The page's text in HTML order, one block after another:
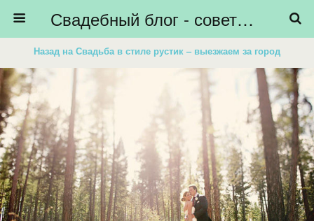
Свадебный блог - советы невестам, подготовка к свадьбе - HiBride
Назад на Свадьба в стиле рустик – выезжаем за город